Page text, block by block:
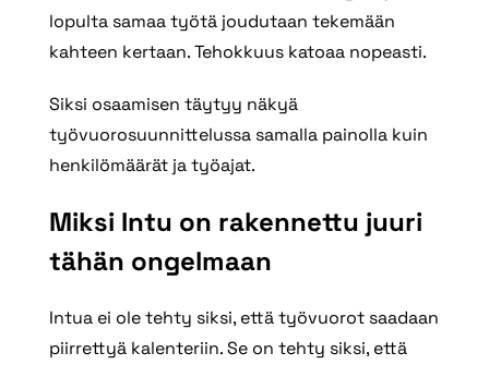
lopulta samaa työtä joudutaan tekemään
kahteen kertaan. Tehokkuus katoaa nopeasti.
Siksi osaamisen täytyy näkyä
työvuorosuunnittelussa samalla painolla kuin
henkilömäärät ja työajat.
Miksi Intu on rakennettu juuri
tähän ongelmaan
Intua ei ole tehty siksi, että työvuorot saadaan
piirrettyä kalenteriin. Se on tehty siksi, että